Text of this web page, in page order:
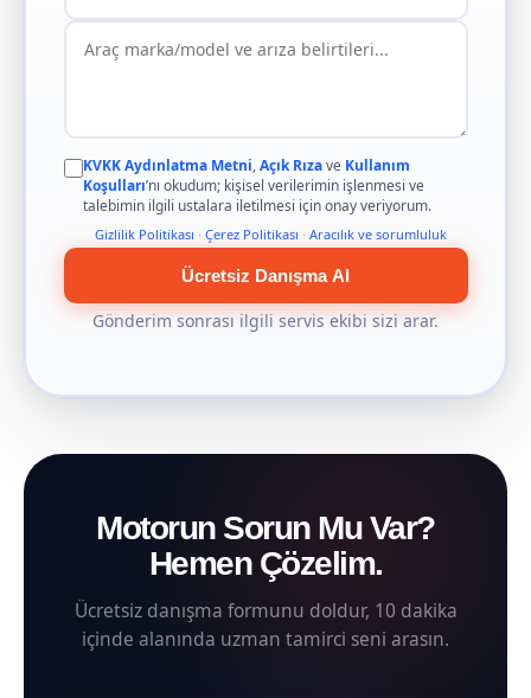
KVKK Aydınlatma Metni,Açık Rızave Kullanım
Koşulları’nı okudum; kişisel verilerimin işlenmesi ve
talebimin ilgili ustalara iletilmesi için onay veriyorum.
Gizlilik Politikası · Çerez Politikası · Aracılık ve sorumluluk
Ücretsiz Danışma Al
Gönderim sonrası ilgili servis ekibi sizi arar.
Motorun Sorun Mu Var?
Hemen Çözelim.
Ücretsiz danışma formunu doldur, 10 dakika
içinde alanında uzman tamirci seni arasın.